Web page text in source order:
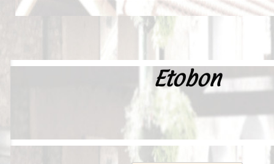
Videos--Lavoirs
Etobon